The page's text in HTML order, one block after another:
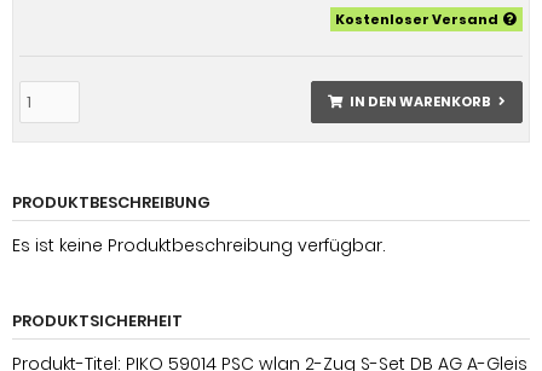
Kostenloser Versand
IN DEN WARENKORB
PRODUKTBESCHREIBUNG
Es ist keine Produktbeschreibung verfügbar.
PRODUKTSICHERHEIT
Produkt-Titel: PIKO 59014 PSC wlan 2-Zug S-Set DB AG A-Gleis